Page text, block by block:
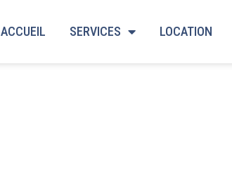
ACCUEIL SERVICES LOCATION